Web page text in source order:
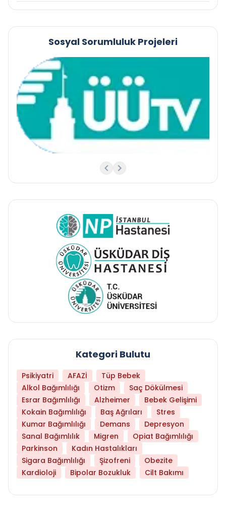
Sosyal Sorumluluk Projeleri
Kategori Bulutu
Psikiyatri AFAZİ
Tüp Bebek
Alkol Bağımlılığı
Otizm
Saç Dökülmesi
Esrar Bağımlılığı
Alzheimer
Bebek Gelişimi
Kokain Bağımlılığı
Baş Ağrıları
Stres
Kumar Bağımlılığı
Demans
Depresyon
Sanal Bağımlılık
Migren
Opiat Bağımlılığı
Parkinson
Kadın Hastalıkları
Sigara Bağımlılığı
Şizofreni
Obezite
Kardioloji
Bipolar Bozukluk Cilt Bakımı